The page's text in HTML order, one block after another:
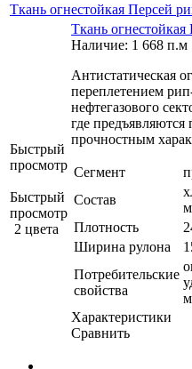
Ткань огнестойкая Персей
Быстрый
просмотр
Быстрый
просмотр
2 цвета
Ткань огнестойкая
Наличие: 1 668 п.м
Антистатическая
переплетением
нефтегазового
где
прочностным
Сегмент
Состав
Плотность
Ширина рулона
Потребительские
свойства
Характеристики
Сравнить